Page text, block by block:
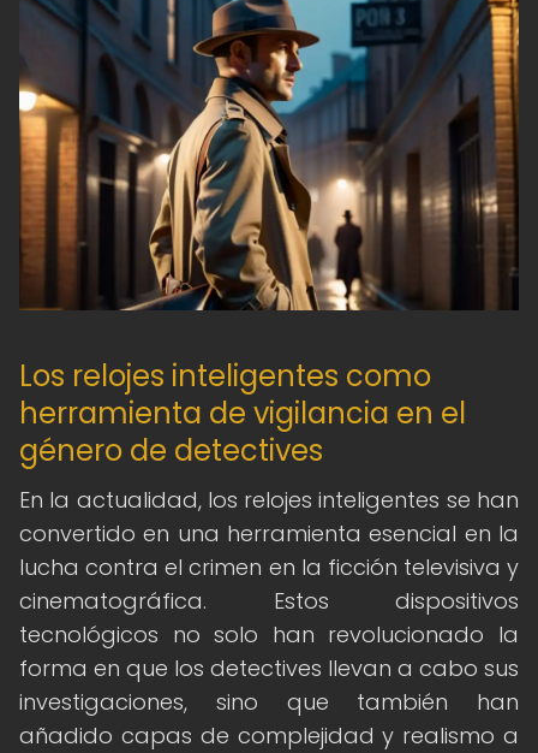
Los relojes inteligentes como
herramienta de vigilancia en el
género de detectives
En la actualidad, los relojes inteligentes se han
convertido en una herramienta esencial en la
lucha contra el crimen en la ficción televisiva y
cinematográfica. Estos dispositivos
tecnológicos no solo han revolucionado la
forma en que los detectives llevan a cabo sus
investigaciones, sino que también han
añadido capas de complejidad y realismo a